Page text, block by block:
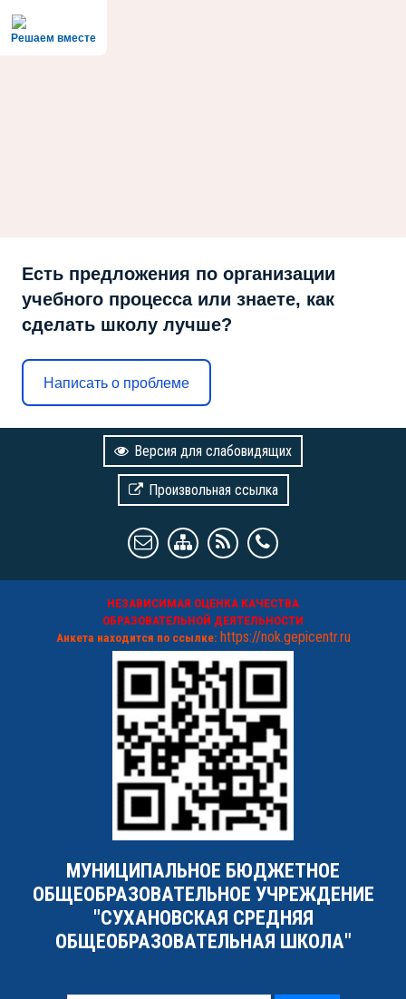
Решаем вместе
Есть предложения по организации
учебного процесса или знаете, как
сделать школу лучше?
Написать о проблеме
Версия для слабовидящих
Произвольная ссылка
НЕЗАВИСИМАЯ ОЦЕНКА КАЧЕСТВА
ОБРАЗОВАТЕЛЬНОЙ ДЕЯТЕЛЬНОСТИ
Анкета находится по ссылке: https://nok.gepicentr.ru
МУНИЦИПАЛЬНОЕ БЮДЖЕТНОЕ
ОБЩЕОБРАЗОВАТЕЛЬНОЕ УЧРЕЖДЕНИЕ
"СУХАНОВСКАЯ СРЕДНЯЯ
ОБЩЕОБРАЗОВАТЕЛЬНАЯ ШКОЛА"